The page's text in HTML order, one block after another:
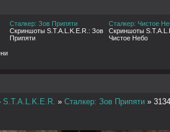
Сталкер: Зов Припяти
Скриншоты S.T.A.L.K.E.R.: Зов
Припяти
Сталкер: Чистое
Скриншоты
Чистое Небо
S.T.A.L.K.E.R. » Сталкер: Зов Припяти »